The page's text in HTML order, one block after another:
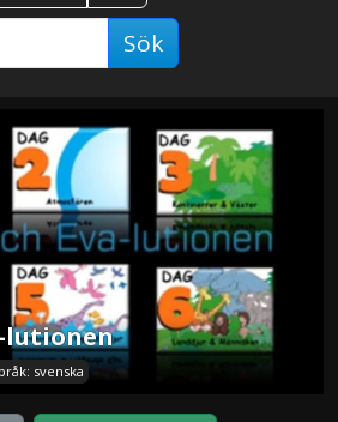
Sök
lutionen
svenska